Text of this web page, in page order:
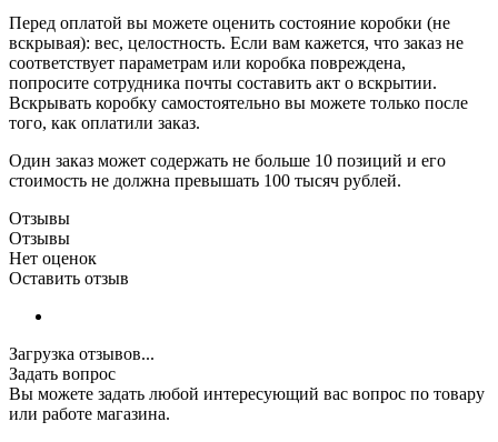
Перед оплатой вы можете оценить состояние коробки (не
вскрывая): вес, целостность. Если вам кажется, что заказ не
соответствует параметрам или коробка повреждена,
попросите сотрудника почты составить акт о вскрытии.
Вскрывать коробку самостоятельно вы можете только после
того, как оплатили заказ.
Один заказ может содержать не больше 10 позиций и его
стоимость не должна превышать 100 тысяч рублей.
Отзывы
Отзывы
Нет оценок
Оставить отзыв
Загрузка отзывов...
Задать вопрос
Вы можете задать любой интересующий вас вопрос по товару
или работе магазина.